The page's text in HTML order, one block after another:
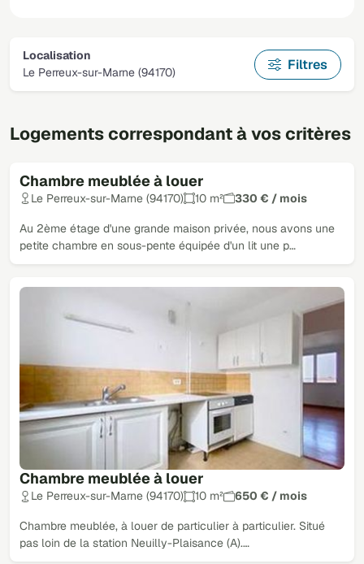
Localisation
Le Perreux-sur-Marne (94170)
Filtres
Logements correspondant à vos critères
Chambre meublée à louer
Le Perreux-sur-Marne (94170) 10 m² 330 € / mois
Au 2ème étage d'une grande maison privée, nous avons une
petite chambre en sous-pente équipée d'un lit une p…
Chambre meublée à louer
Le Perreux-sur-Marne (94170) 10 m² 650 € / mois
Chambre meublée, à louer de particulier à particulier. Situé
pas loin de la station Neuilly-Plaisance (A).…